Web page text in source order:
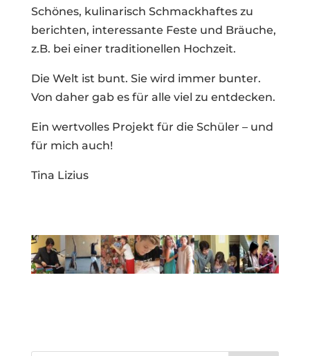
Schönes, kulinarisch Schmackhaftes zu
berichten, interessante Feste und Bräuche,
z.B. bei einer traditionellen Hochzeit.
Die Welt ist bunt. Sie wird immer bunter.
Von daher gab es für alle viel zu entdecken.
Ein wertvolles Projekt für die Schüler – und
für mich auch!
Tina Lizius